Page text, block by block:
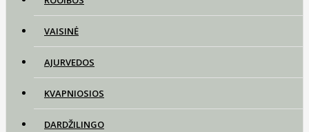
VAISINĖ
AJURVEDOS
KVAPNIOSIOS
DARDŽILINGO